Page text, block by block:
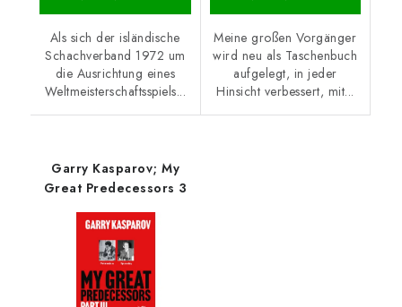
Als sich der isländische
Schachverband 1972 um
die Ausrichtung eines
Weltmeisterschaftsspiels...
Meine großen Vorgänger
wird neu als Taschenbuch
aufgelegt, in jeder
Hinsicht verbessert, mit...
Garry Kasparov; My
Great Predecessors 3